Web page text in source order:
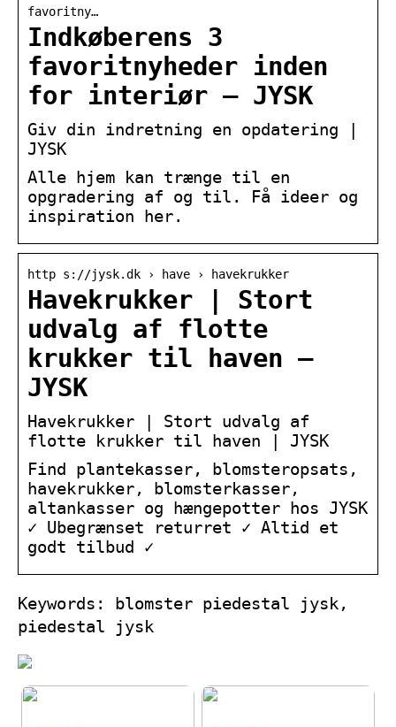
favoritny…
Indkøberens 3
favoritnyheder inden
for interiør – JYSK
Giv din indretning en opdatering |
JYSK
Alle hjem kan trænge til en
opgradering af og til. Få ideer og
inspiration her.
http s://jysk.dk › have › havekrukker
Havekrukker | Stort
udvalg af flotte
krukker til haven –
JYSK
Havekrukker | Stort udvalg af
flotte krukker til haven | JYSK
Find plantekasser, blomsteropsats,
havekrukker, blomsterkasser,
altankasser og hængepotter hos JYSK
✓ Ubegrænset returret ✓ Altid et
godt tilbud ✓
Keywords: blomster piedestal jysk,
piedestal jysk